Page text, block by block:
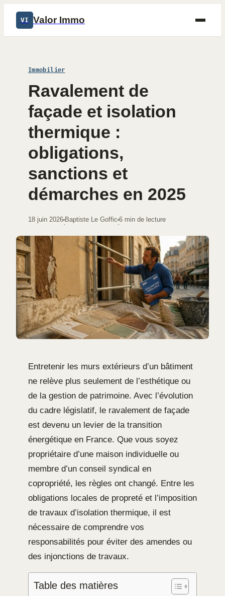
VI Valor Immo
Immobilier
Ravalement de
façade et isolation
thermique :
obligations,
sanctions et
démarches en 2025
18 juin 2026
·
Baptiste Le Goffic
·
6 min de lecture
Entretenir les murs extérieurs d’un bâtiment
ne relève plus seulement de l’esthétique ou
de la gestion de patrimoine. Avec l’évolution
du cadre législatif, le ravalement de façade
est devenu un levier de la transition
énergétique en France. Que vous soyez
propriétaire d’une maison individuelle ou
membre d’un conseil syndical en
copropriété, les règles ont changé. Entre les
obligations locales de propreté et l’imposition
de travaux d’isolation thermique, il est
nécessaire de comprendre vos
responsabilités pour éviter des amendes ou
des injonctions de travaux.
Table des matières